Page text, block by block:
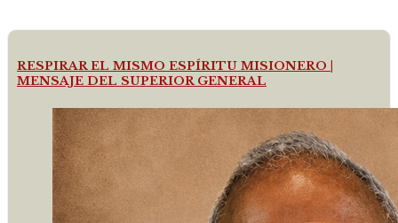
RESPIRAR EL MISMO ESPÍRITU MISIONERO |
MENSAJE DEL SUPERIOR GENERAL